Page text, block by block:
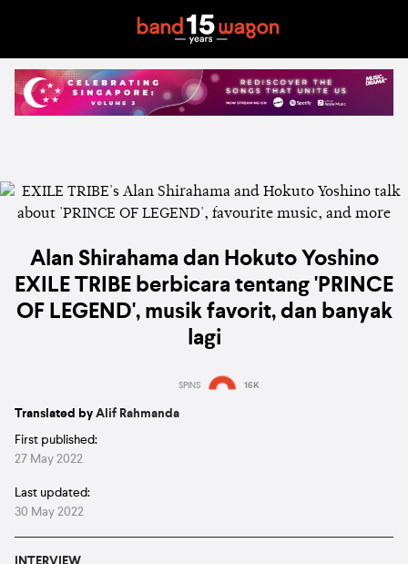
Alan Shirahama dan Hokuto Yoshino
EXILE TRIBE berbicara tentang 'PRINCE
OF LEGEND', musik favorit, dan banyak
lagi
SPINS 16K
Translated by Alif Rahmanda
First published:
27 May 2022
Last updated:
30 May 2022
INTERVIEW